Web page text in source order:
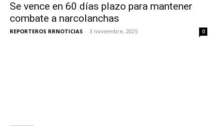
Se vence en 60 días plazo para mantener
combate a narcolanchas
REPORTEROS RRNOTICIAS - 3 noviembre, 2025 0